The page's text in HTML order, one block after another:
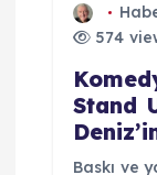
574
Stand
Baskı ve